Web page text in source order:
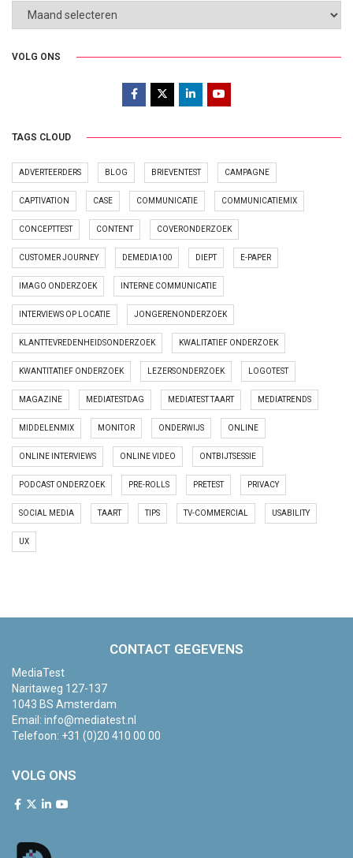
ARCHIEF
VOLG ONS
TAGS CLOUD
ADVERTEERDERS BLOG BRIEVENTEST CAMPAGNE
CAPTIVATION CASE COMMUNICATIE COMMUNICATIEMIX
CONCEPTTEST CONTENT COVERONDERZOEK
CUSTOMER JOURNEY DEMEDIA100 DIEPT E-PAPER
IMAGO ONDERZOEK INTERNE COMMUNICATIE
INTERVIEWS OP LOCATIE JONGERENONDERZOEK
KLANTTEVREDENHEIDSONDERZOEK KWALITATIEF ONDERZOEK
KWANTITATIEF ONDERZOEK LEZERSONDERZOEK LOGOTEST
MAGAZINE MEDIATESTDAG MEDIATEST TAART MEDIATRENDS
MIDDELENMIX MONITOR ONDERWIJS ONLINE
ONLINE INTERVIEWS ONLINE VIDEO ONTBIJTSESSIE
PODCAST ONDERZOEK PRE-ROLLS PRETEST PRIVACY
SOCIAL MEDIA TAART TIPS TV-COMMERCIAL USABILITY
UX
CONTACT GEGEVENS
MediaTest
Naritaweg 127-137
1043 BS Amsterdam
Email: info@mediatest.nl
Telefoon: +31 (0)20 410 00 00
VOLG ONS